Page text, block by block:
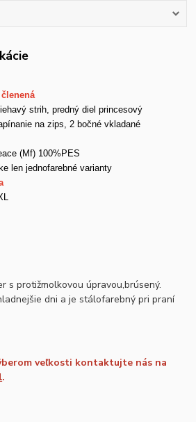
strih, predný diel princesový
na zips, 2 bočné vkladané
(Mf) 100%PES
len jednofarebné varianty
s protižmolkovou úpravou,brúsený.
dni a je stálofarebný pri praní
veľkosti kontaktujte nás na
.